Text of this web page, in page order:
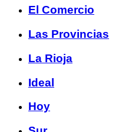
El Comercio
Las Provincias
La Rioja
Ideal
Hoy